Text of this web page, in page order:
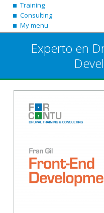
Training
Consulting
My menu
Experto en